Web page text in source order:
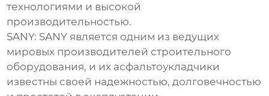
технологиями и высокой
производительностью.
SANY: SANY является одним из ведущих
мировых производителей строительного
оборудования, и их асфальтоукладчики
известны своей надежностью, долговечностью